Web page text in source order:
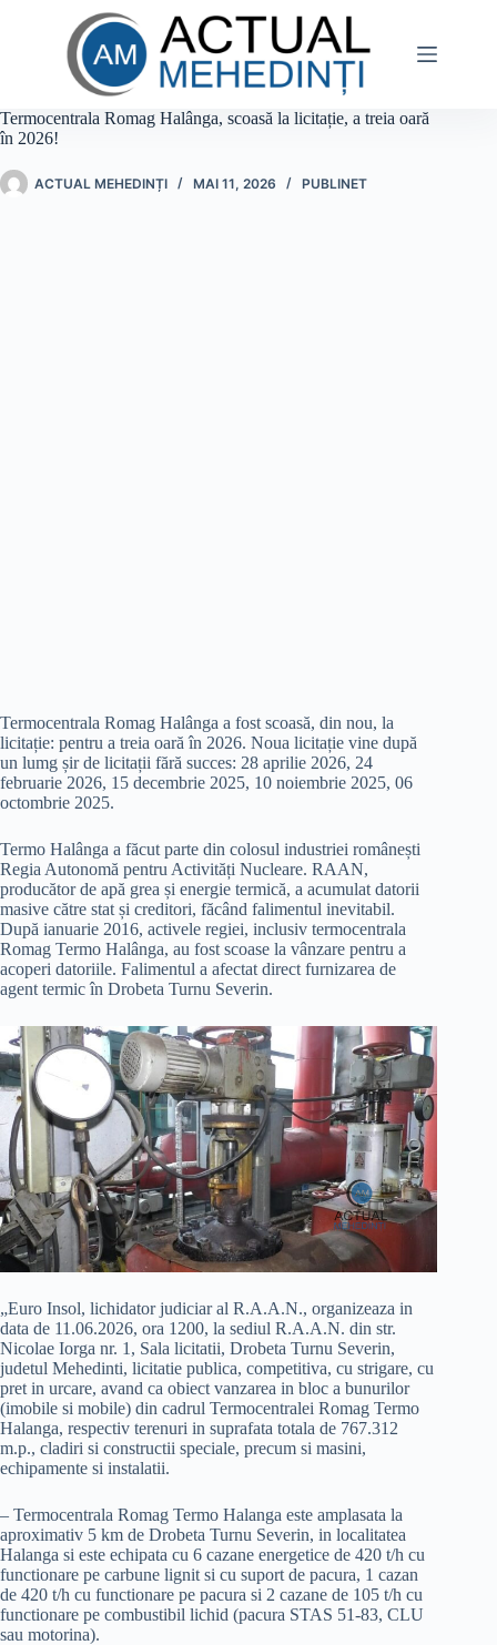
Termocentrala Romag Halânga, scoasă la licitație, a treia oară
în 2026!
ACTUAL MEHEDINȚI MAI 11, 2026 PUBLINET
Termocentrala Romag Halânga a fost scoasă, din nou, la
licitație: pentru a treia oară în 2026. Noua licitație vine după
un lumg șir de licitații fără succes: 28 aprilie 2026, 24
februarie 2026, 15 decembrie 2025, 10 noiembrie 2025, 06
octombrie 2025.
Termo Halânga a făcut parte din colosul industriei românești
Regia Autonomă pentru Activități Nucleare. RAAN,
producător de apă grea și energie termică, a acumulat datorii
masive către stat și creditori, făcând falimentul inevitabil.
După ianuarie 2016, activele regiei, inclusiv termocentrala
Romag Termo Halânga, au fost scoase la vânzare pentru a
acoperi datoriile. Falimentul a afectat direct furnizarea de
agent termic în Drobeta Turnu Severin.
„Euro Insol, lichidator judiciar al R.A.A.N., organizeaza in
data de 11.06.2026, ora 1200, la sediul R.A.A.N. din str.
Nicolae Iorga nr. 1, Sala licitatii, Drobeta Turnu Severin,
judetul Mehedinti, licitatie publica, competitiva, cu strigare, cu
pret in urcare, avand ca obiect vanzarea in bloc a bunurilor
(imobile si mobile) din cadrul Termocentralei Romag Termo
Halanga, respectiv terenuri in suprafata totala de 767.312
m.p., cladiri si constructii speciale, precum si masini,
echipamente si instalatii.
– Termocentrala Romag Termo Halanga este amplasata la
aproximativ 5 km de Drobeta Turnu Severin, in localitatea
Halanga si este echipata cu 6 cazane energetice de 420 t/h cu
functionare pe carbune lignit si cu suport de pacura, 1 cazan
de 420 t/h cu functionare pe pacura si 2 cazane de 105 t/h cu
functionare pe combustibil lichid (pacura STAS 51-83, CLU
sau motorina).